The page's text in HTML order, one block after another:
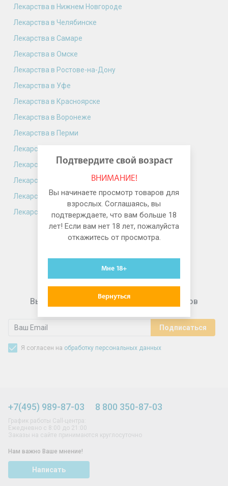
Лекарства в Нижнем Новгороде
Лекарства в Челябинске
Лекарства в Самаре
Лекарства в Омске
Лекарства в Ростове-на-Дону
Лекарства в Уфе
Лекарства в Красноярске
Лекарства в Воронеже
Лекарства в Перми
Лекарства в Волгограде
Лекарства в Краснодаре
Лекарства в Саратове
Лекарства в Тюмени
Лекарства в Тольятти
Выгодные предложения для подписчиков
Я согласен на обработку персональных данных
+7(495) 989-87-03 8 800 350-87-03
График работы Call-центра:
Ежедневно с 8:00 до 21:00
Заказы на сайте принимаются круглосуточно
Нам важно Ваше мнение!
Написать
Подтвердите свой возраст
ВНИМАНИЕ!
Вы начинаете просмотр товаров для
взрослых. Соглашаясь, вы
подтверждаете, что вам больше 18
лет! Если вам нет 18 лет, пожалуйста
откажитесь от просмотра.
Мне 18+
Вернуться